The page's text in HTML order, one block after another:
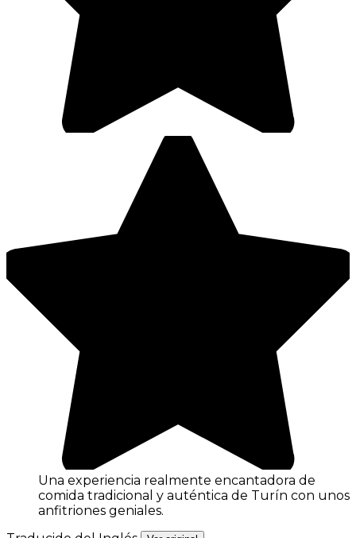
Una experiencia realmente encantadora de
comida tradicional y auténtica de Turín con unos
anfitriones geniales.